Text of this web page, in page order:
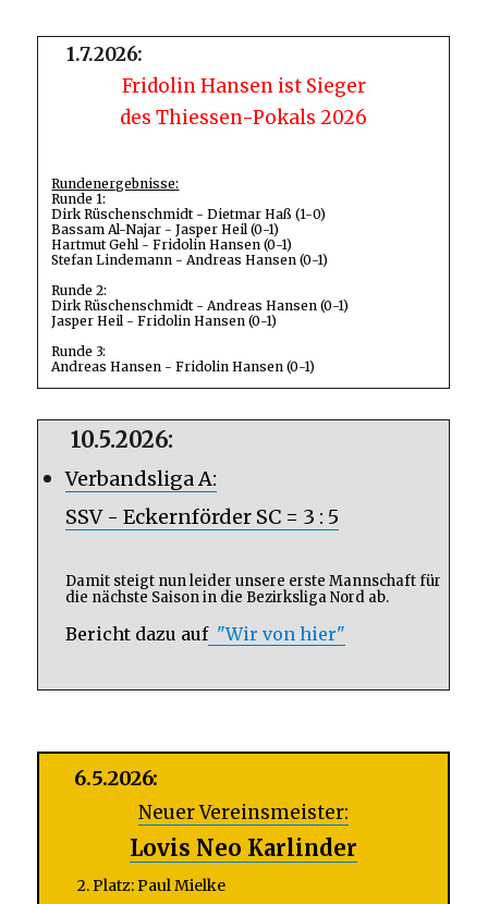
1.7.2026:
Fridolin Hansen ist Sieger
des Thiessen-Pokals 2026
Rundenergebnisse:
Runde 1:
Dirk Rüschenschmidt - Dietmar Haß (1-0)
Bassam Al-Najar - Jasper Heil (0-1)
Hartmut Gehl - Fridolin Hansen (0-1)
Stefan Lindemann - Andreas Hansen (0-1)
Runde 2:
Dirk Rüschenschmidt - Andreas Hansen (0-1)
Jasper Heil - Fridolin Hansen (0-1)
Runde 3:
Andreas Hansen - Fridolin Hansen (0-1)
10.5.2026:
Verbandsliga A:
SSV - Eckernförder SC = 3 : 5
Damit steigt nun leider unsere erste Mannschaft für
die nächste Saison in die Bezirksliga Nord ab.
Bericht dazu auf"Wir von hier"
6.5.2026:
Neuer Vereinsmeister:
Lovis Neo Karlinder
2. Platz: Paul Mielke